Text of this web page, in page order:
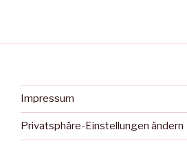
Impressum
Privatsphäre-Einstellungen ändern